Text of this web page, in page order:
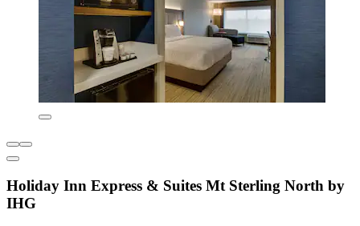
Holiday Inn Express & Suites Mt Sterling North by
IHG